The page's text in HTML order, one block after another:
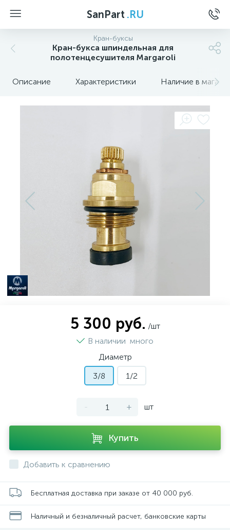
SanPart .RU
Кран-буксы
Кран-букса шпиндельная для
полотенцесушителя Margaroli
Описание Характеристики Наличие в
5 300 руб. /шт
В наличии много
Диаметр
3/8
1/2
- + шт
Купить
Добавить к сравнению
Бесплатная доставка при заказе от 40 000 руб.
Наличный и безналичный расчет, банковские карты